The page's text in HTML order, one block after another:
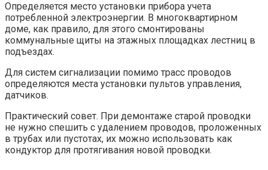
Определяется место установки прибора учета
потребленной электроэнергии. В многоквартирном
доме, как правило, для этого смонтированы
коммунальные щиты на этажных площадках лестниц в
подъездах.
Для систем сигнализации помимо трасс проводов
определяются места установки пультов управления,
датчиков.
Практический совет. При демонтаже старой проводки
не нужно спешить с удалением проводов, проложенных
в трубах или пустотах, их можно использовать как
кондуктор для протягивания новой проводки.